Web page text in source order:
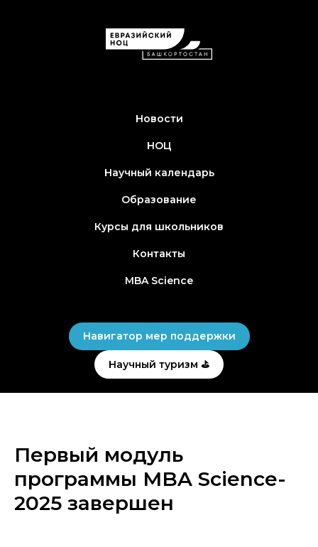
Новости
НОЦ
Научный календарь
Образование
Курсы для школьников
Контакты
MBA Science
Навигатор мер поддержки
Научный туризм ⛳
Первый модуль
программы MBA Science-
2025 завершен